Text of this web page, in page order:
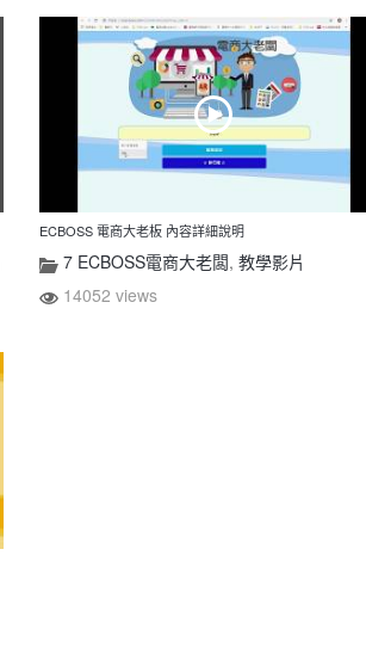
ECBOSS 電商大老板 內容詳細說明
7 ECBOSS電商大老闆,教學影片
14052 views